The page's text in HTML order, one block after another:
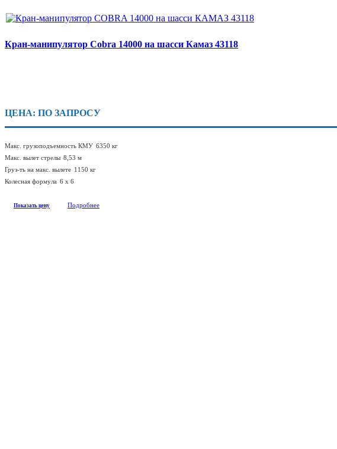
Кран-манипулятор Cobra 14000 на шасси Камаз 43118
ЦЕНА: ПО ЗАПРОСУ
Макс. грузоподъемность КМУ 6350 кг
Макс. вылет стрелы 8,53 м
Груз-ть на макс. вылете 1150 кг
Колесная формула 6 х 6
Показать цену Подробнее